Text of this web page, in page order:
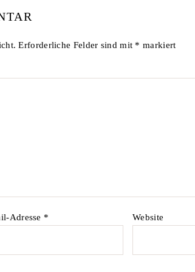
Erforderliche Felder sind mit * markiert
Adresse * Website